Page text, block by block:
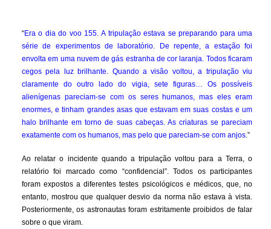
“Era o dia do voo 155. A tripulação estava se preparando para uma
série de experimentos de laboratório. De repente, a estação foi
envolta em uma nuvem de gás estranha de cor laranja. Todos ficaram
cegos pela luz brilhante. Quando a visão voltou, a tripulação viu
claramente do outro lado do vigia, sete figuras… Os possíveis
alienígenas pareciam-se com os seres humanos, mas eles eram
enormes, e tinham grandes asas que estavam em suas costas e um
halo brilhante em torno de suas cabeças. As criaturas se pareciam
exatamente com os humanos, mas pelo que pareciam-se com anjos.”
Ao relatar o incidente quando a tripulação voltou para a Terra, o
relatório foi marcado como “confidencial”. Todos os participantes
foram expostos a diferentes testes psicológicos e médicos, que, no
entanto, mostrou que qualquer desvio da norma não estava à vista.
Posteriormente, os astronautas foram estritamente proibidos de falar
sobre o que viram.